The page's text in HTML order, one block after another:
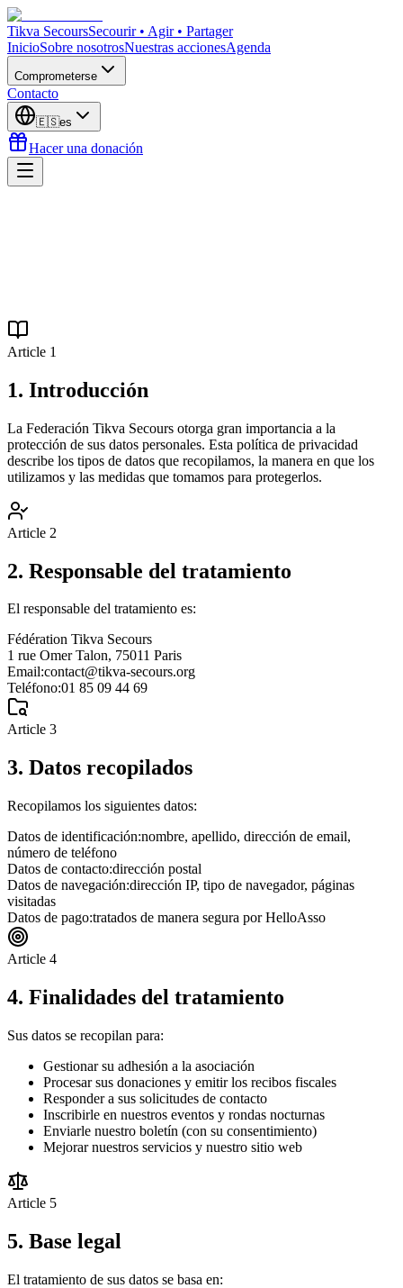
Tikva SecoursSecourir • Agir • Partager
InicioSobre nosotrosNuestras accionesAgenda
Comprometerse
Contacto
🇪🇸es
Hacer una donación
Article 1
1. Introducción
La Federación Tikva Secours otorga gran importancia a la
protección de sus datos personales. Esta política de privacidad
describe los tipos de datos que recopilamos, la manera en que los
utilizamos y las medidas que tomamos para protegerlos.
Article 2
2. Responsable del tratamiento
El responsable del tratamiento es:
Fédération Tikva Secours
1 rue Omer Talon, 75011 Paris
Email:contact@tikva-secours.org
Teléfono:01 85 09 44 69
Article 3
3. Datos recopilados
Recopilamos los siguientes datos:
Datos de identificación:nombre, apellido, dirección de email,
número de teléfono
Datos de contacto:dirección postal
Datos de navegación:dirección IP, tipo de navegador, páginas
visitadas
Datos de pago:tratados de manera segura por HelloAsso
Article 4
4. Finalidades del tratamiento
Sus datos se recopilan para:
Gestionar su adhesión a la asociación
Procesar sus donaciones y emitir los recibos fiscales
Responder a sus solicitudes de contacto
Inscribirle en nuestros eventos y rondas nocturnas
Enviarle nuestro boletín (con su consentimiento)
Mejorar nuestros servicios y nuestro sitio web
Article 5
5. Base legal
El tratamiento de sus datos se basa en: